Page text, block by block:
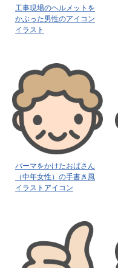
工事現場のヘルメットを
かぶった男性のアイコン
イラスト
パーマをかけたおばさん
（中年女性）の手書き風
イラストアイコン